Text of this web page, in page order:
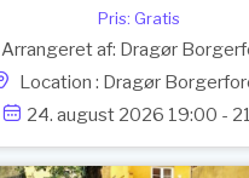
Pris: Gratis
Arrangeret af: Dragør
Location : Dragør
24. august 2026 19:00 -